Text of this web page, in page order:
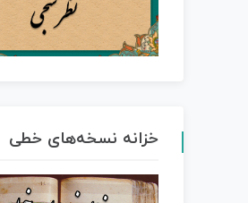
خزانه نسخه‌های خطی